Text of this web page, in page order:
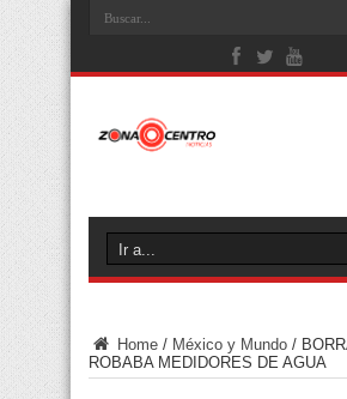
Home / México y Mundo /
ROBABA MEDIDORES DE AGUA